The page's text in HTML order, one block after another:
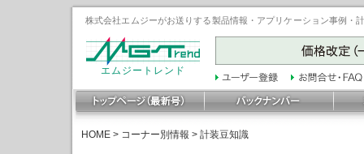
株式会社エムジーがお送りする製品情報・アプリケーション事例
エムジートレンド
HOME > コーナー別情報 > 計装豆知識